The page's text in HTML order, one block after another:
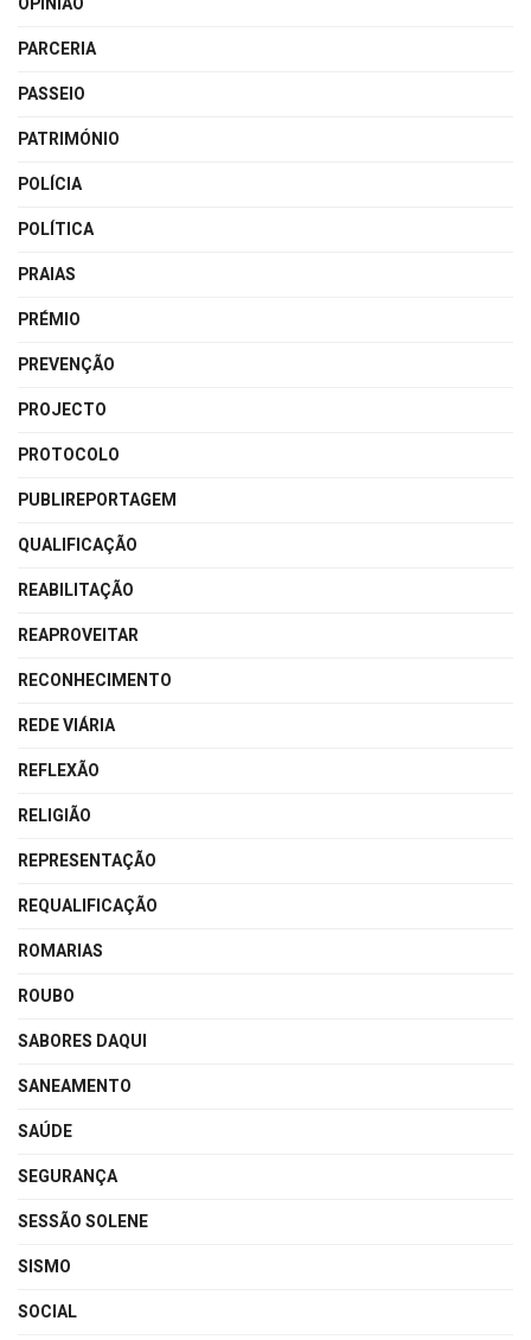
PARCERIA
PASSEIO
PATRIMÓNIO
POLÍCIA
POLÍTICA
PRAIAS
PRÉMIO
PREVENÇÃO
PROJECTO
PROTOCOLO
PUBLIREPORTAGEM
QUALIFICAÇÃO
REABILITAÇÃO
REAPROVEITAR
RECONHECIMENTO
REDE VIÁRIA
REFLEXÃO
RELIGIÃO
REPRESENTAÇÃO
REQUALIFICAÇÃO
ROMARIAS
ROUBO
SABORES DAQUI
SANEAMENTO
SAÚDE
SEGURANÇA
SESSÃO SOLENE
SISMO
SOCIAL